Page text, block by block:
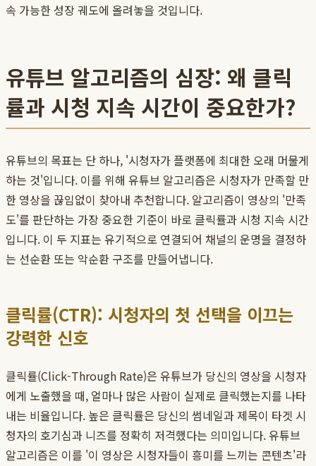
속 가능한 성장 궤도에 올려놓을 것입니다.
유튜브 알고리즘의 심장: 왜 클릭
률과 시청 지속 시간이 중요한가?
유튜브의 목표는 단 하나, '시청자가 플랫폼에 최대한 오래 머물게
하는 것'입니다. 이를 위해 유튜브 알고리즘은 시청자가 만족할 만
한 영상을 끊임없이 찾아내 추천합니다. 알고리즘이 영상의 '만족
도'를 판단하는 가장 중요한 기준이 바로 클릭률과 시청 지속 시간
입니다. 이 두 지표는 유기적으로 연결되어 채널의 운명을 결정하
는 선순환 또는 악순환 구조를 만들어냅니다.
클릭률(CTR): 시청자의 첫 선택을 이끄는
강력한 신호
클릭률(Click-Through Rate)은 유튜브가 당신의 영상을 시청자
에게 노출했을 때, 얼마나 많은 사람이 실제로 클릭했는지를 나타
내는 비율입니다. 높은 클릭률은 당신의 썸네일과 제목이 타겟 시
청자의 호기심과 니즈를 정확히 저격했다는 의미입니다. 유튜브
알고리즘은 이를 '이 영상은 시청자들이 흥미를 느끼는 콘텐츠'라